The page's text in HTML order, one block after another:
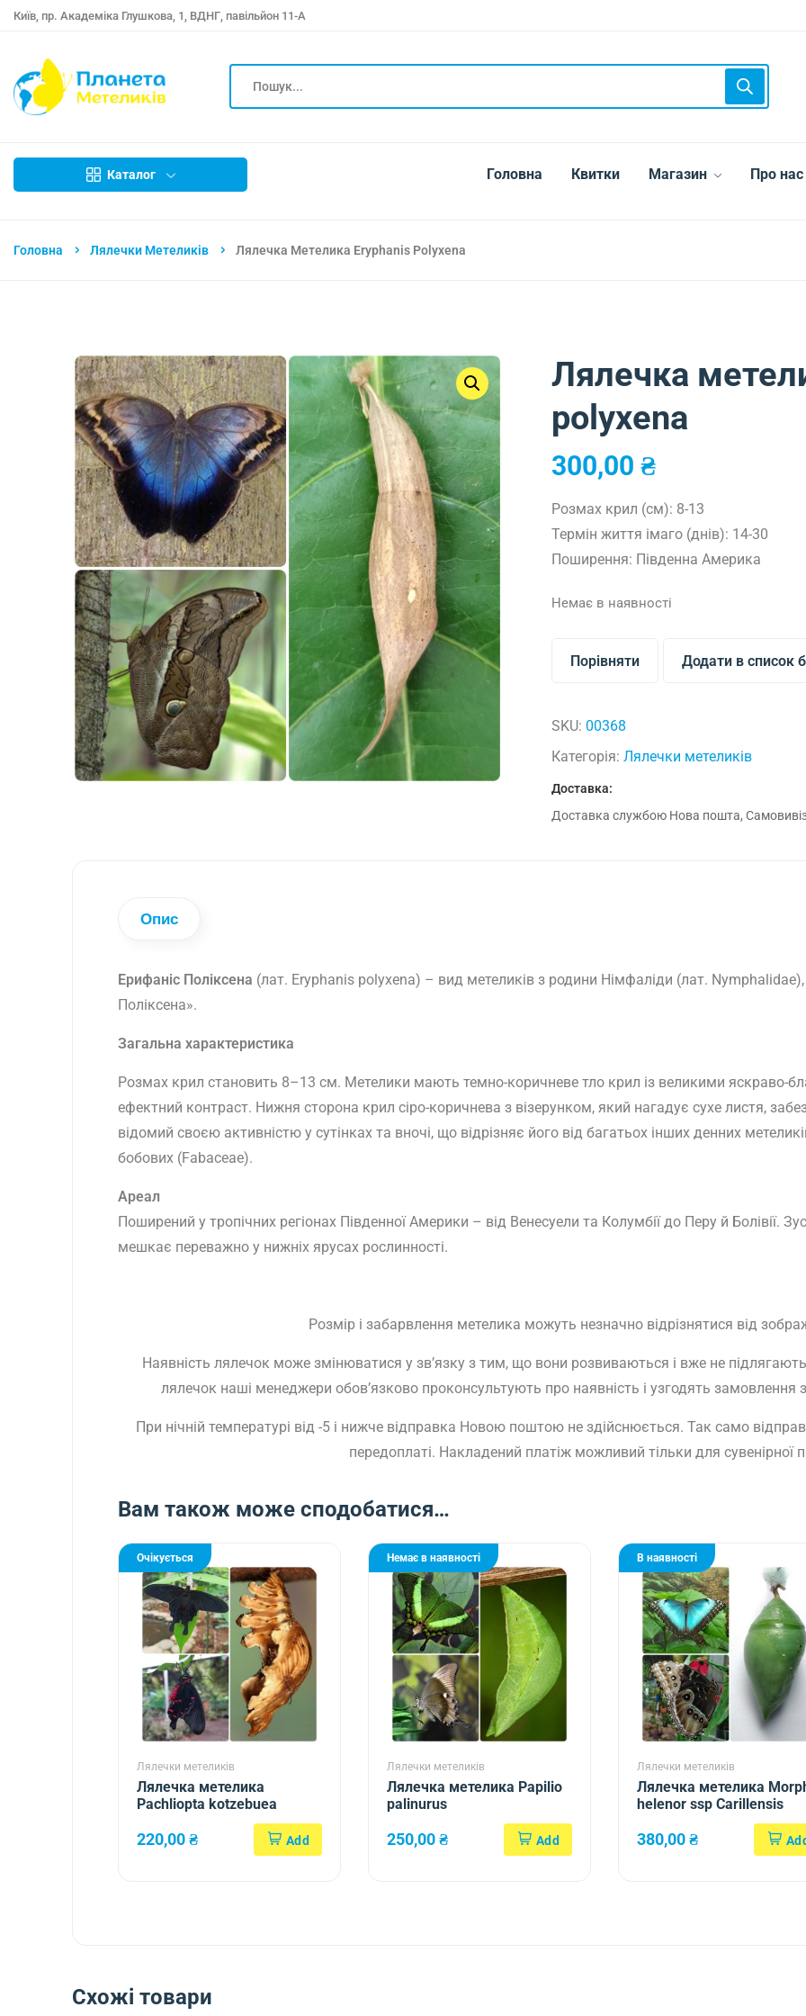
Київ, пр. Академіка Глушкова, 1, ВДНГ, павільйон 11-А
Каталог Головна Квитки Магазин Про нас
Головна Лялечки Метеликів Лялечка Метелика Eryphanis Polyxena
Лялечка
polyxena
300,00₴
Розмах крил (см): 8-13
Термін життя імаго (днів): 14-30
Поширення: Південна Америка
Немає в наявності
Порівняти Додати в список
SKU:00368
Категорія:Лялечки метеликів
Доставка:
Доставка службою Нова пошта,
Опис
Ерифаніс Поліксена (лат. Eryphanis polyxena) – вид метеликів з родини Німфаліди (лат.
Поліксена».
Загальна характеристика
Розмах крил становить 8–13 см. Метелики мають темно-коричневе тло крил із великими
ефектний контраст. Нижня сторона крил сіро-коричнева з візерунком, який нагадує сухе листя,
відомий своєю активністю у сутінках та вночі, що відрізняє його від багатьох інших денних
бобових (Fabaceae).
Ареал
Поширений у тропічних регіонах Південної Америки – від Венесуели та Колумбії до Перу й Болівії.
мешкає переважно у нижніх ярусах рослинності.
Розмір і забарвлення метелика можуть незначно відрізнятися від
Наявність лялечок може змінюватися у зв’язку з тим, що вони розвиваються і вже не
лялечок наші менеджери обов’язково проконсультують про наявність і узгодять замовлення
При нічній температурі від -5 і нижче відправка Новою поштою не здійснюється. Так само
передоплаті. Накладений платіж можливий тільки для сувенірної
Вам також може сподобатися…
Очікується
Лялечки метеликів
Лялечка метелика
Pachliopta kotzebuea
220,00₴
Немає в наявності
Лялечки метеликів
Лялечка метелика Papilio
palinurus
250,00₴
В наявності
Лялечки метеликів
Лялечка метелика
helenor ssp Carillensis
380,00₴
Схожі товари